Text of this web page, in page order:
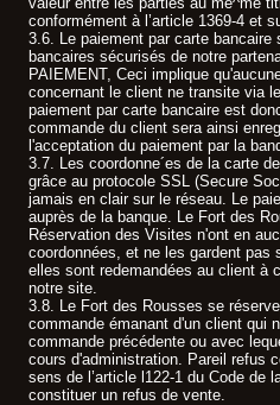
conformément à l’article 1369-4 et
3.6. Le paiement par carte bancaire
bancaires sécurisés de notre
PAIEMENT, Ceci implique
concernant le client ne transite via
paiement par carte bancaire est
commande du client sera ainsi
l'acceptation du paiement par la
3.7. Les coordonne´es de la carte
grâce au protocole SSL (Secure
jamais en clair sur le réseau. Le
auprès de la banque. Le Fort des
Réservation des Visites n'ont en
coordonnées, et ne les gardent pas
elles sont redemandées au client à
notre site.
3.8. Le Fort des Rousses se
commande émanant d'un client qui
commande précédente ou avec
cours d'administration. Pareil refus
sens de l’article l122-1 du Code de
constituer un refus de vente.